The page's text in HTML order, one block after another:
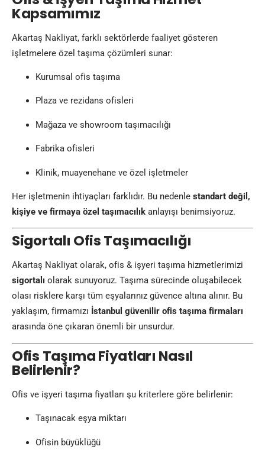
Kapsamımız
Akartaş Nakliyat, farklı sektörlerde faaliyet gösteren
işletmelere özel taşıma çözümleri sunar:
Kurumsal ofis taşıma
Plaza ve rezidans ofisleri
Mağaza ve showroom taşımacılığı
Fabrika ofisleri
Klinik, muayenehane ve özel işletmeler
Her işletmenin ihtiyaçları farklıdır. Bu nedenle standart değil,
kişiye ve firmaya özel taşımacılık anlayışı benimsiyoruz.
Sigortalı Ofis Taşımacılığı
Akartaş Nakliyat olarak, ofis & işyeri taşıma hizmetlerimizi
sigortalı olarak sunuyoruz. Taşıma sürecinde oluşabilecek
olası risklere karşı tüm eşyalarınız güvence altına alınır. Bu
yaklaşım, firmamızı İstanbul güvenilir ofis taşıma firmaları
arasında öne çıkaran önemli bir unsurdur.
Ofis Taşıma Fiyatları Nasıl
Belirlenir?
Ofis ve işyeri taşıma fiyatları şu kriterlere göre belirlenir:
Taşınacak eşya miktarı
Ofisin büyüklüğü